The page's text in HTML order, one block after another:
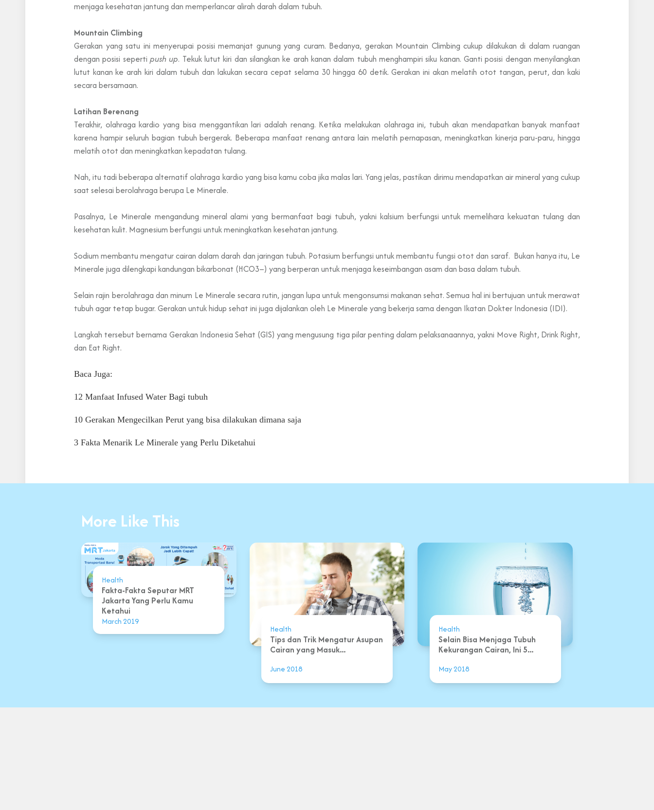
menjaga kesehatan jantung dan memperlancar alirah darah dalam tubuh.
Mountain Climbing
Gerakan yang satu ini menyerupai posisi memanjat gunung yang curam. Bedanya, gerakan Mountain Climbing cukup dilakukan di dalam ruangan
dengan posisi seperti push up. Tekuk lutut kiri dan silangkan ke arah kanan dalam tubuh menghampiri siku kanan. Ganti posisi dengan menyilangkan
lutut kanan ke arah kiri dalam tubuh dan lakukan secara cepat selama 30 hingga 60 detik. Gerakan ini akan melatih otot tangan, perut, dan kaki
secara bersamaan.
Latihan Berenang
Terakhir, olahraga kardio yang bisa menggantikan lari adalah renang. Ketika melakukan olahraga ini, tubuh akan mendapatkan banyak manfaat
karena hampir seluruh bagian tubuh bergerak. Beberapa manfaat renang antara lain melatih pernapasan, meningkatkan kinerja paru-paru, hingga
melatih otot dan meningkatkan kepadatan tulang.
Nah, itu tadi beberapa alternatif olahraga kardio yang bisa kamu coba jika malas lari. Yang jelas, pastikan dirimu mendapatkan air mineral yang cukup
saat selesai berolahraga berupa Le Minerale.
Pasalnya, Le Minerale mengandung mineral alami yang bermanfaat bagi tubuh, yakni kalsium berfungsi untuk memelihara kekuatan tulang dan
kesehatan kulit. Magnesium berfungsi untuk meningkatkan kesehatan jantung.
Sodium membantu mengatur cairan dalam darah dan jaringan tubuh. Potasium berfungsi untuk membantu fungsi otot dan saraf. Bukan hanya itu, Le
Minerale juga dilengkapi kandungan bikarbonat (HCO3–) yang berperan untuk menjaga keseimbangan asam dan basa dalam tubuh.
Selain rajin berolahraga dan minum Le Minerale secara rutin, jangan lupa untuk mengonsumsi makanan sehat. Semua hal ini bertujuan untuk merawat
tubuh agar tetap bugar. Gerakan untuk hidup sehat ini juga dijalankan oleh Le Minerale yang bekerja sama dengan Ikatan Dokter Indonesia (IDI).
Langkah tersebut bernama Gerakan Indonesia Sehat (GIS) yang mengusung tiga pilar penting dalam pelaksanaannya, yakni Move Right, Drink Right,
dan Eat Right.
Baca Juga:
12 Manfaat Infused Water Bagi tubuh
10 Gerakan Mengecilkan Perut yang bisa dilakukan dimana saja
3 Fakta Menarik Le Minerale yang Perlu Diketahui
More Like This
Health
Fakta-Fakta Seputar MRT
Jakarta Yang Perlu Kamu
Ketahui
March 2019
Health
Tips dan Trik Mengatur Asupan
Cairan yang Masuk...
June 2018
Health
Selain Bisa Menjaga Tubuh
Kekurangan Cairan, Ini 5...
May 2018